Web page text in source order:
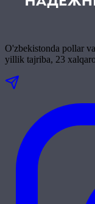
O'zbekistonda pollar
yillik tajriba, 23